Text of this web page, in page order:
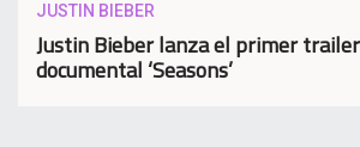
JUSTIN BIEBER
Justin Bieber lanza el primer
documental ‘Seasons’